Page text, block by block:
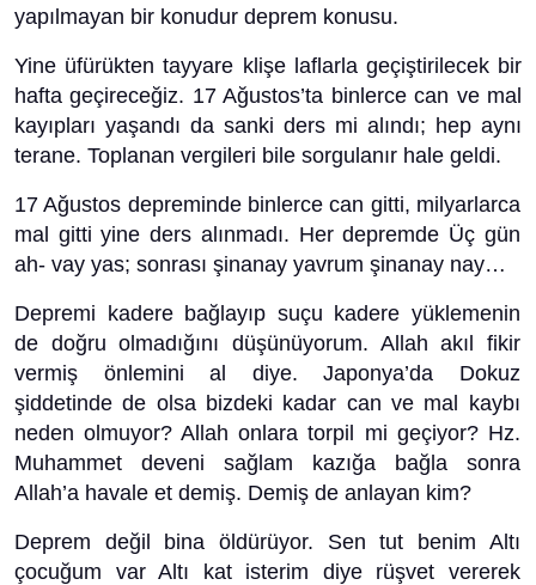
yapılmayan bir konudur deprem konusu.
Yine üfürükten tayyare klişe laflarla geçiştirilecek bir
hafta geçireceğiz. 17 Ağustos’ta binlerce can ve mal
kayıpları yaşandı da sanki ders mi alındı; hep aynı
terane. Toplanan vergileri bile sorgulanır hale geldi.
17 Ağustos depreminde binlerce can gitti, milyarlarca
mal gitti yine ders alınmadı. Her depremde Üç gün
ah- vay yas; sonrası şinanay yavrum şinanay nay…
Depremi kadere bağlayıp suçu kadere yüklemenin
de doğru olmadığını düşünüyorum. Allah akıl fikir
vermiş önlemini al diye. Japonya’da Dokuz
şiddetinde de olsa bizdeki kadar can ve mal kaybı
neden olmuyor? Allah onlara torpil mi geçiyor? Hz.
Muhammet deveni sağlam kazığa bağla sonra
Allah’a havale et demiş. Demiş de anlayan kim?
Deprem değil bina öldürüyor. Sen tut benim Altı
çocuğum var Altı kat isterim diye rüşvet vererek